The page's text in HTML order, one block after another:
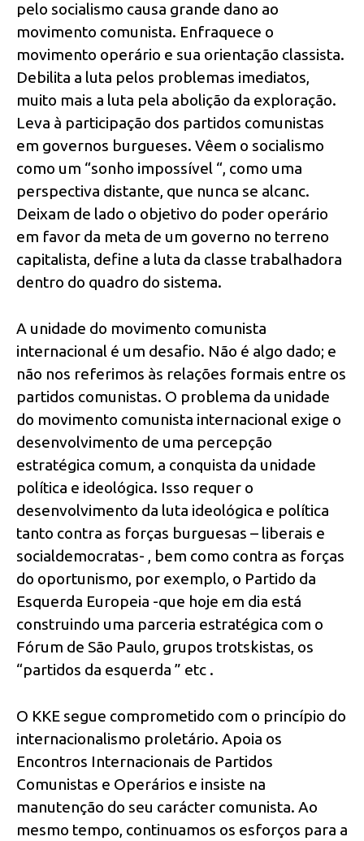
pelo socialismo causa grande dano ao
movimento comunista. Enfraquece o
movimento operário e sua orientação classista.
Debilita a luta pelos problemas imediatos,
muito mais a luta pela abolição da exploração.
Leva à participação dos partidos comunistas
em governos burgueses. Vêem o socialismo
como um “sonho impossível “, como uma
perspectiva distante, que nunca se alcanc.
Deixam de lado o objetivo do poder operário
em favor da meta de um governo no terreno
capitalista, define a luta da classe trabalhadora
dentro do quadro do sistema.
A unidade do movimento comunista
internacional é um desafio. Não é algo dado; e
não nos referimos às relações formais entre os
partidos comunistas. O problema da unidade
do movimento comunista internacional exige o
desenvolvimento de uma percepção
estratégica comum, a conquista da unidade
política e ideológica. Isso requer o
desenvolvimento da luta ideológica e política
tanto contra as forças burguesas – liberais e
socialdemocratas- , bem como contra as forças
do oportunismo, por exemplo, o Partido da
Esquerda Europeia -que hoje em dia está
construindo uma parceria estratégica com o
Fórum de São Paulo, grupos trotskistas, os
“partidos da esquerda ” etc .
O KKE segue comprometido com o princípio do
internacionalismo proletário. Apoia os
Encontros Internacionais de Partidos
Comunistas e Operários e insiste na
manutenção do seu carácter comunista. Ao
mesmo tempo, continuamos os esforços para a